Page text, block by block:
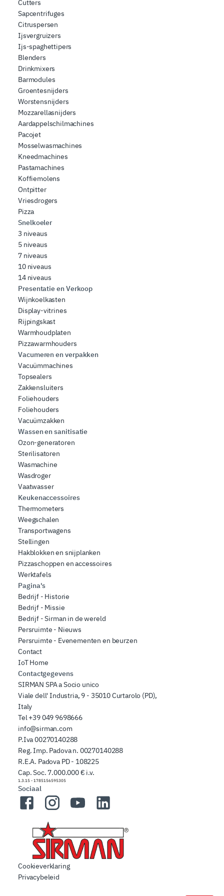
combinarle con altre informazioni che ha fornito loro o
che hanno raccolto dal suo utilizzo dei loro servizi.
Cutters
Sapcentrifuges
Citruspersen
Ijsvergruizers
Ijs-spaghettipers
Blenders
Drinkmixers
Barmodules
Groentesnijders
Worstensnijders
Mozzarellasnijders
Aardappelschilmachines
Pacojet
Mosselwasmachines
Kneedmachines
Pastamachines
Koffiemolens
Ontpitter
Vriesdrogers
Pizza
Snelkoeler
3 niveaus
5 niveaus
7 niveaus
10 niveaus
14 niveaus
Presentatie en Verkoop
Wijnkoelkasten
Display-vitrines
Rijpingskast
Warmhoudplaten
Pizzawarmhouders
Vacumeren en verpakken
Vacuümmachines
Topsealers
Zakkensluiters
Foliehouders
Foliehouders
Vacuümzakken
Wassen en sanitisatie
Ozon-generatoren
Sterilisatoren
Wasmachine
Wasdroger
Vaatwasser
Keukenaccessoires
Thermometers
Weegschalen
Transportwagens
Stellingen
Hakblokken en snijplanken
Pizzaschoppen en accessoires
Werktafels
Pagina's
Bedrijf - Historie
Bedrijf - Missie
Bedrijf - Sirman in de wereld
Persruimte - Nieuws
Persruimte - Evenementen en beurzen
Contact
IoT Home
Contactgegevens
SIRMAN SPA a Socio unico
Viale dell' Industria, 9 - 35010 Curtarolo (PD),
Italy
Tel+39 049 9698666
info@sirman.com
P.Iva 00270140288
Reg. Imp. Padova n. 00270140288
R.E.A. Padova PD - 108225
Cap. Soc. 7.000.000 € i.v.
1.3.15 - 1785156595305
Sociaal
FacebookInstagramYouTubeLinkedIn
Cookieverklaring
Privacybeleid